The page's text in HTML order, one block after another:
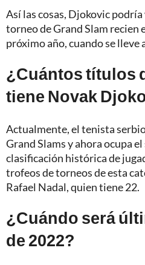
Así las cosas, Djokovic
torneo de Grand Slam recien
próximo año, cuando se lleve
¿Cuántos títulos
tiene Novak
Actualmente, el tenista
Grand Slams y ahora ocupa
clasificación histórica de
trofeos de torneos de esta
Rafael Nadal, quien tiene 22.
¿Cuándo será
de 2022?